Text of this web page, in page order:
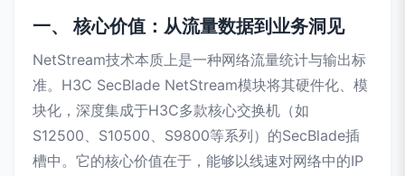
一、 核心价值：从流量数据到业务洞见
NetStream技术本质上是一种网络流量统计与输出标
准。H3C SecBlade NetStream模块将其硬件化、模
块化，深度集成于H3C多款核心交换机（如
S12500、S10500、S9800等系列）的SecBlade插
槽中。它的核心价值在于，能够以线速对网络中的IP